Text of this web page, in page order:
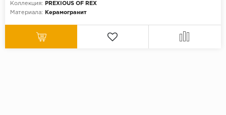
Коллекция:
PREXIOUS OF REX
Материала:
Керамогранит